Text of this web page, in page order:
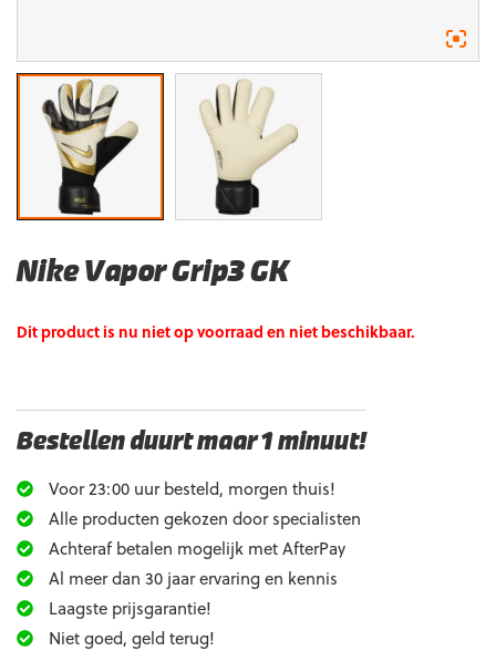
Nike Vapor Grip3 GK
Dit product is nu niet op voorraad en niet beschikbaar.
Bestellen duurt maar 1 minuut!
Voor 23:00 uur besteld, morgen thuis!
Alle producten gekozen door specialisten
Achteraf betalen mogelijk met AfterPay
Al meer dan 30 jaar ervaring en kennis
Laagste prijsgarantie!
Niet goed, geld terug!